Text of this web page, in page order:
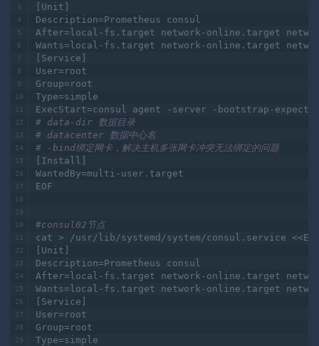
[Unit]
Description=Prometheus consul
After=local-fs.target network-online.target
Wants=local-fs.target network-online.target
[Service]
User=root
Group=root
Type=simple
ExecStart=consul agent -server -bootstrap-
# data-dir 数据目录
# datacenter 数据中心名
# -bind绑定网卡，解决主机多张网卡冲突无法绑定的问题
[Install]
WantedBy=multi-user.target
EOF
#consul02节点
cat > /usr/lib/systemd/system/consul.service
[Unit]
Description=Prometheus consul
After=local-fs.target network-online.target
Wants=local-fs.target network-online.target
[Service]
User=root
Group=root
Type=simple